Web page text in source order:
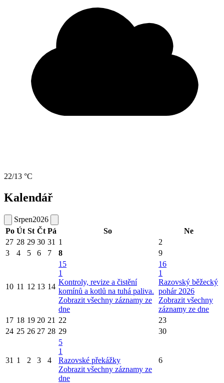
22/13 °C
Kalendář
Srpen2026
Po Út St Čt Pá So
Ne
27 28 29 30 31 1
2
3
4 5 6 7 8 9
10 11 12 13 14
15
1
Kontroly, revize a čistění
komínů a kotlů na tuhá paliva.
Zobrazit všechny záznamy ze
dne
16
1
Razovský běžecký
pohár 2026
Zobrazit všechny
záznamy ze dne
17 18 19 20 21 22
23
24 25 26 27 28 29 30
31 1 2 3 4
5
1
Razovské překážky
Zobrazit všechny záznamy ze
dne
6